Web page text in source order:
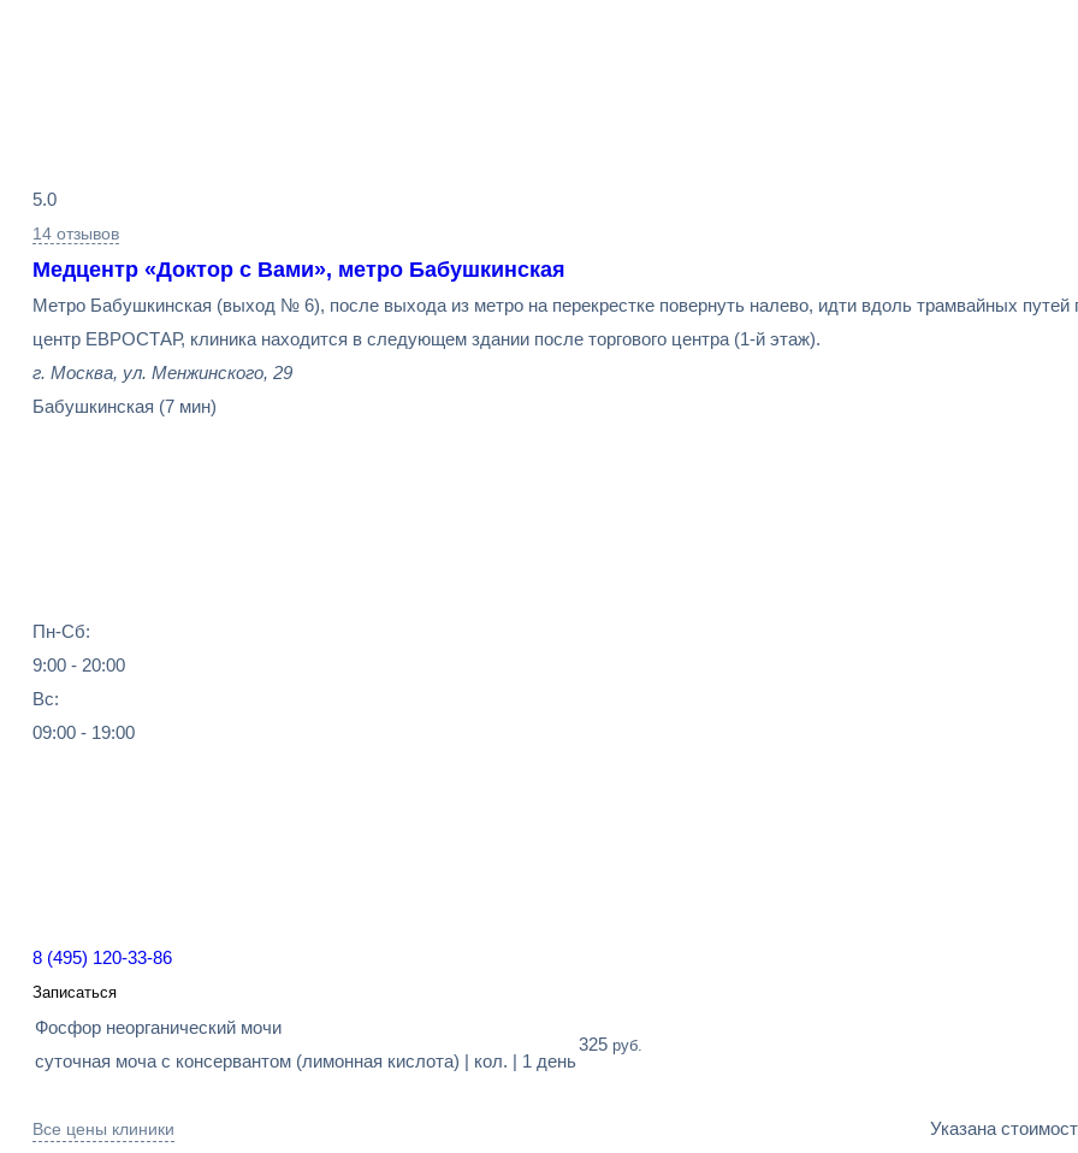
поиска
5.0
14 отзывов
Медцентр «Доктор с Вами», метро Бабушкинская
Метро Бабушкинская (выход № 6), после выхода из метро на перекрестке повернуть налево, идти вдоль трамвайных
центр ЕВРОСТАР, клиника находится в следующем здании после торгового центра (1-й этаж).
г. Москва, ул. Менжинского, 29
Бабушкинская (7 мин)
Пн-Сб:
9:00 - 20:00
Вс:
09:00 - 19:00
8 (495) 120-33-86
Записаться
Фосфор неорганический мочи
суточная моча с консервантом (лимонная кислота) | кол. | 1 день
325 руб.
Все цены клиники Указана